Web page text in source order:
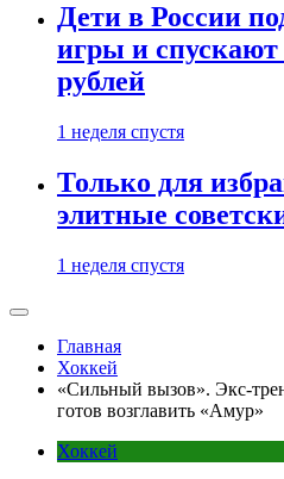
Дети в России
игры и
рублей
1 неделя спустя
Только для
элитные
1 неделя спустя
Главная
Хоккей
«Сильный вызов». Экс-
готов возглавить «Амур»
Хоккей